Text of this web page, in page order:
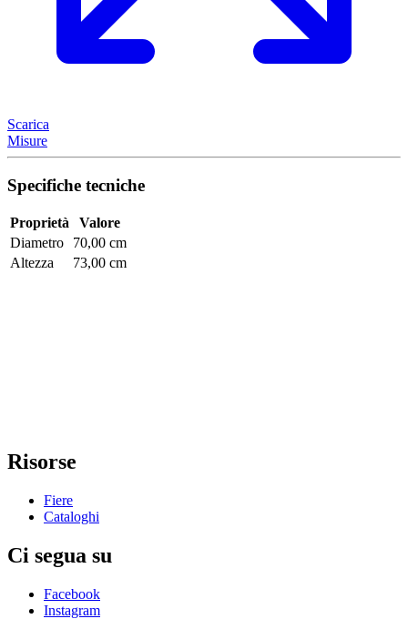
Scarica
Misure
Specifiche tecniche
Proprietà
Valore
Diametro
70,00 cm
Altezza
73,00 cm
Risorse
Fiere
Cataloghi
Ci segua su
Facebook
Instagram